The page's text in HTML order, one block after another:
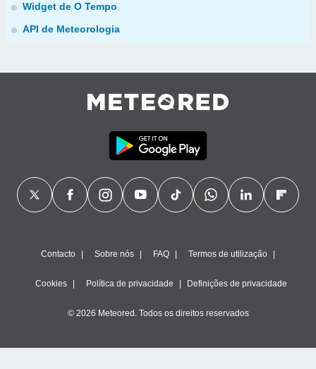
Widget de O Tempo
API de Meteorologia
Contacto Sobre nós FAQ Termos de utilização
Cookies Política de privacidade Definições de privacidade
© 2026 Meteored. Todos os direitos reservados